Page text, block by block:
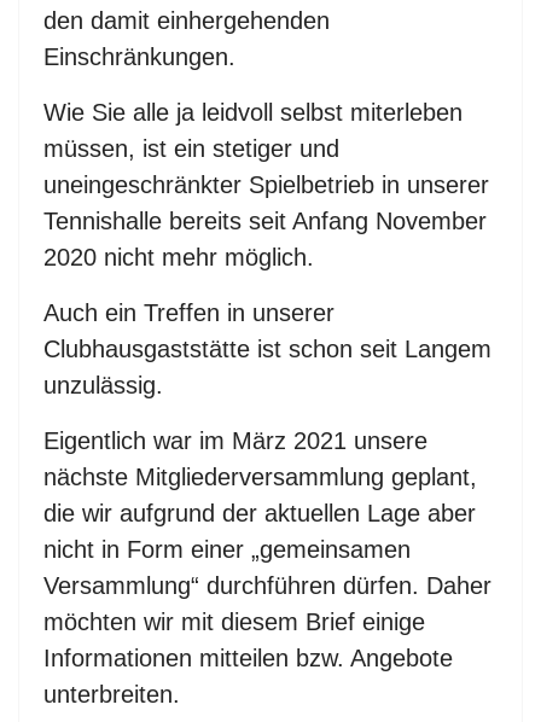
den damit einhergehenden
Einschränkungen.
Wie Sie alle ja leidvoll selbst miterleben
müssen, ist ein stetiger und
uneingeschränkter Spielbetrieb in unserer
Tennishalle bereits seit Anfang November
2020 nicht mehr möglich.
Auch ein Treffen in unserer
Clubhausgaststätte ist schon seit Langem
unzulässig.
Eigentlich war im März 2021 unsere
nächste Mitgliederversammlung geplant,
die wir aufgrund der aktuellen Lage aber
nicht in Form einer „gemeinsamen
Versammlung“ durchführen dürfen. Daher
möchten wir mit diesem Brief einige
Informationen mitteilen bzw. Angebote
unterbreiten.